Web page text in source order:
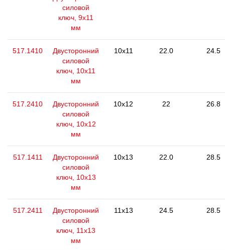
силовой
ключ, 9x11
мм
517.1410
Двусторонний
силовой
ключ, 10x11
мм
10x11 22.0 24.5
517.2410
Двусторонний
силовой
ключ, 10x12
мм
10x12 22 26.8
517.1411
Двусторонний
силовой
ключ, 10x13
мм
10x13 22.0 28.5
517.2411
Двусторонний
силовой
ключ, 11x13
мм
11x13 24.5 28.5